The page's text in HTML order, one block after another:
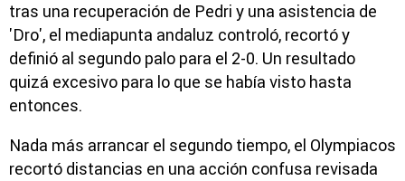
tras una recuperación de Pedri y una asistencia de
'Dro', el mediapunta andaluz controló, recortó y
definió al segundo palo para el 2-0. Un resultado
quizá excesivo para lo que se había visto hasta
entonces.
Nada más arrancar el segundo tiempo, el Olympiacos
recortó distancias en una acción confusa revisada